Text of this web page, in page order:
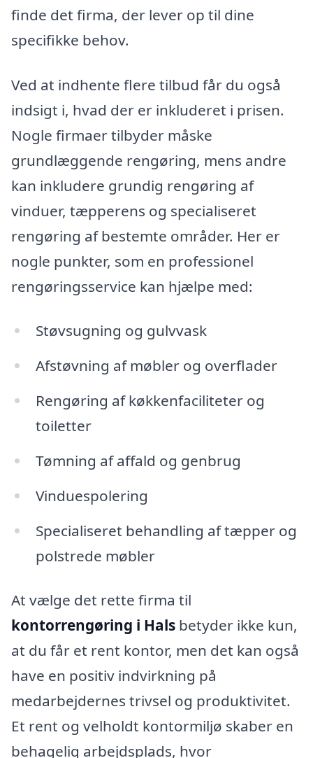
finde det firma, der lever op til dine
specifikke behov.
Ved at indhente flere tilbud får du også
indsigt i, hvad der er inkluderet i prisen.
Nogle firmaer tilbyder måske
grundlæggende rengøring, mens andre
kan inkludere grundig rengøring af
vinduer, tæpperens og specialiseret
rengøring af bestemte områder. Her er
nogle punkter, som en professionel
rengøringsservice kan hjælpe med:
Støvsugning og gulvvask
Afstøvning af møbler og overflader
Rengøring af køkkenfaciliteter og
toiletter
Tømning af affald og genbrug
Vinduespolering
Specialiseret behandling af tæpper og
polstrede møbler
At vælge det rette firma til
kontorrengøring i Hals betyder ikke kun,
at du får et rent kontor, men det kan også
have en positiv indvirkning på
medarbejdernes trivsel og produktivitet.
Et rent og velholdt kontormiljø skaber en
behagelig arbejdsplads, hvor